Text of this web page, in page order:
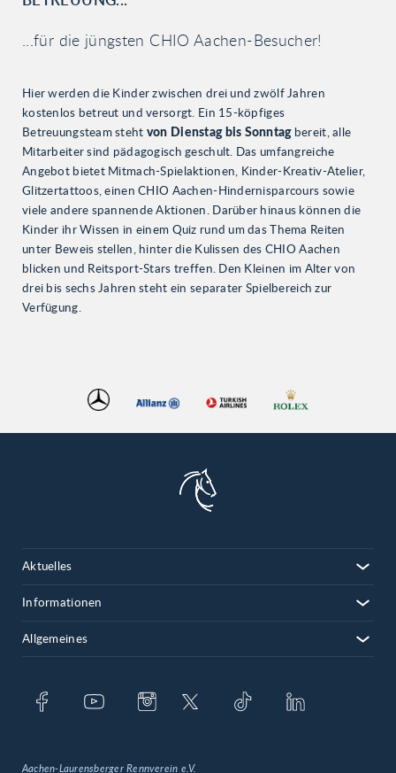
...für die jüngsten CHIO Aachen-Besucher!
Hier werden die Kinder zwischen drei und zwölf Jahren
kostenlos betreut und versorgt. Ein 15-köpfiges
Betreuungsteam steht von Dienstag bis Sonntagbereit, alle
Mitarbeiter sind pädagogisch geschult. Das umfangreiche
Angebot bietet Mitmach-Spielaktionen, Kinder-Kreativ-Atelier,
Glitzertattoos, einen CHIO Aachen-Hindernisparcours sowie
viele andere spannende Aktionen. Darüber hinaus können die
Kinder ihr Wissen in einem Quiz rund um das Thema Reiten
unter Beweis stellen, hinter die Kulissen des CHIO Aachen
blicken und Reitsport-Stars treffen. Den Kleinen im Alter von
drei bis sechs Jahren steht ein separater Spielbereich zur
Verfügung.
Aktuelles
Informationen
Allgemeines
Aachen-Laurensberger Rennverein e.V.